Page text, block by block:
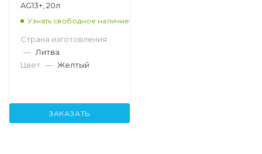
AG13+, 20л
Узнать свободное наличие
Страна изготовления
— Литва
Цвет — Желтый
ЗАКАЗАТЬ